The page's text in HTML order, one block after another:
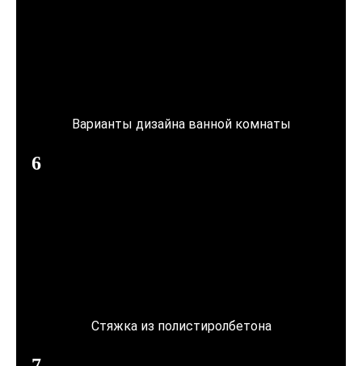
Варианты дизайна ванной комнаты
Стяжка из полистиролбетона